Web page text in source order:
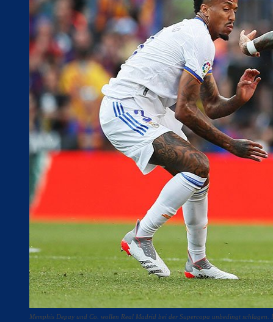
Memphis Depay und Co. wollen Real Madrid bei der Supercopa unbedingt